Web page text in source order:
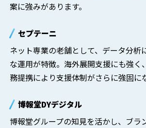
案に強みがあります。
セプテーニ
ネット専業の老舗として、データ分析
な運用が特徴。海外展開支援にも強く
務提携により支援体制がさらに強固に
博報堂DYデジタル
博報堂グループの知見を活かし、ブラ